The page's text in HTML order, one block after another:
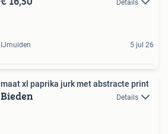
Details
IJmuiden 5 jul 26
maat xl paprika jurk met abstracte print
Bieden Details